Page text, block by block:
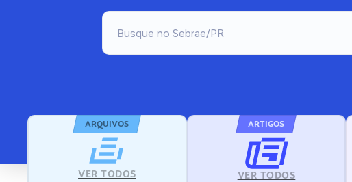
ARQUIVOS
VER TODOS
ARTIGOS
VER TODOS